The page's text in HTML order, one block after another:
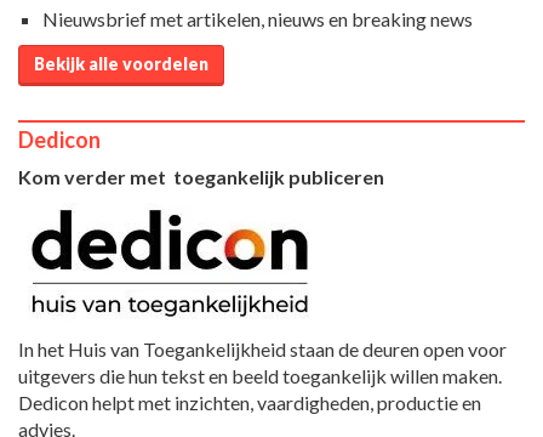
Nieuwsbrief met artikelen, nieuws en breaking news
Bekijk alle voordelen
Dedicon
Kom verder met toegankelijk publiceren
In het Huis van Toegankelijkheid staan de deuren open voor
uitgevers die hun tekst en beeld toegankelijk willen maken.
Dedicon helpt met inzichten, vaardigheden, productie en
advies.